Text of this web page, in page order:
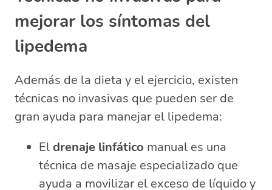
mejorar los síntomas del
lipedema
Además de la dieta y el ejercicio, existen
técnicas no invasivas que pueden ser de
gran ayuda para manejar el lipedema:
Eldrenaje linfático manual es una
técnica de masaje especializado que
ayuda a movilizar el exceso de líquido y